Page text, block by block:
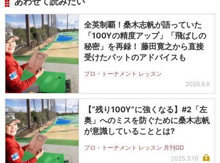
全英制覇！桑木志帆が語っていた
「100Yの精度アップ」「飛ばしの
秘密」を再録！ 藤田寛之から直接
受けたパットのアドバイスも
プロ・トーナメント レッスン
2026.8.6
【“残り100Y”に強くなる】#2「左
奥」へのミスを防ぐために桑木志帆
が意識していることとは?
プロ・トーナメント レッスン 月刊GD
2025.3.19